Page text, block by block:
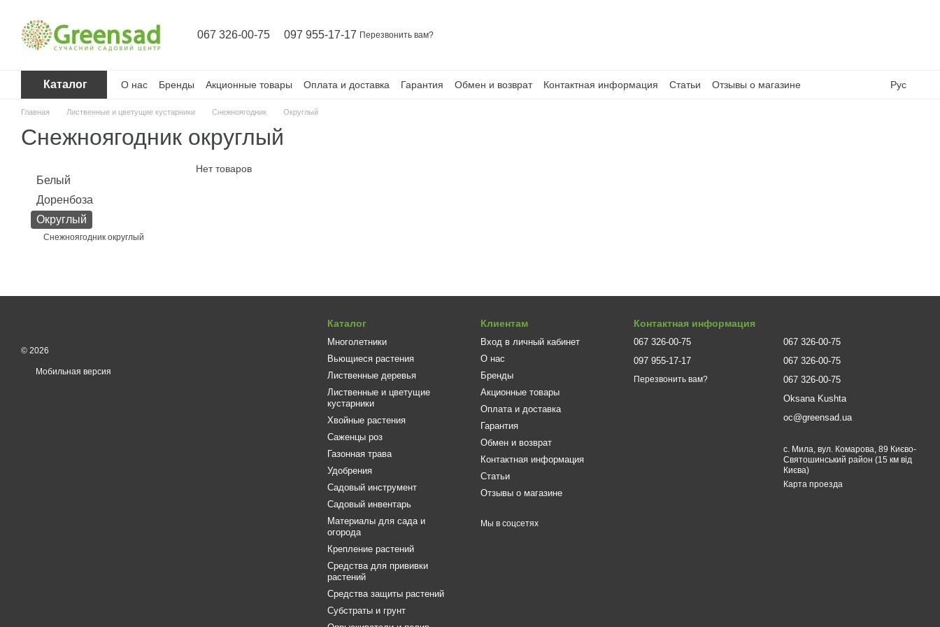
067 326-00-75 097 955-17-17 Перезвонить вам?
Каталог О нас Бренды Акционные товары Оплата и доставка Гарантия Обмен и возврат Контактная информация Статьи Отзывы о магазине Рус
Главная Лиственные и цветущие кустарники Снежноягодник Округлый
Снежноягодник округлый
Нет товаров
Белый
Доренбоза
Округлый
Снежноягодник округлый
© 2026
Мобильная версия
Каталог
Многолетники
Вьющиеся растения
Лиственные деревья
Лиственные и цветущие
кустарники
Хвойные растения
Саженцы роз
Газонная трава
Удобрения
Садовый инструмент
Садовый инвентарь
Материалы для сада и
огорода
Крепление растений
Средства для прививки
растений
Средства защиты растений
Субстраты и грунт
Клиентам
Вход в личный кабинет
О нас
Бренды
Акционные товары
Оплата и доставка
Гарантия
Обмен и возврат
Контактная информация
Статьи
Отзывы о магазине
Мы в соцсетях
Контактная информация
067 326-00-75
097 955-17-17
Перезвонить вам?
067 326-00-75
067 326-00-75
067 326-00-75
Oksana Kushta
oc@greensad.ua
с. Мила, вул. Комарова, 89 Києво-
Святошинський район (15 км від
Києва)
Карта проезда